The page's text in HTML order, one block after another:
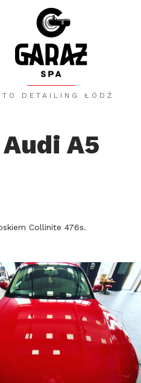
DETAILING ŁÓDŹ
Audi A5
Collinite 476s.